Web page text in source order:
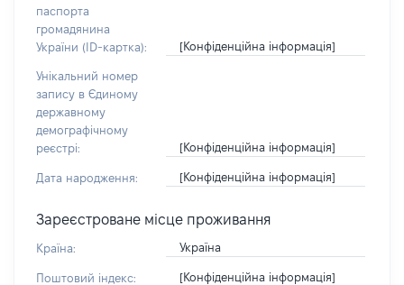
паспорта
громадянина
України (ID-картка):
[Конфіденційна інформація]
Унікальний номер
запису в Єдиному
державному
демографічному
реєстрі:
[Конфіденційна інформація]
Дата народження: [Конфіденційна інформація]
Зареєстроване місце проживання
Країна: Україна
Поштовий індекс: [Конфіденційна інформація]